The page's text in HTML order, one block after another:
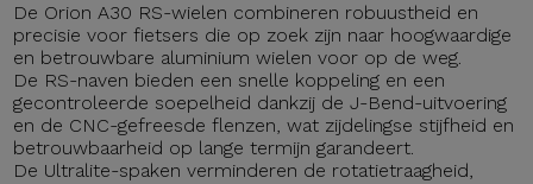
De Orion A30 RS-wielen combineren robuustheid en
precisie voor fietsers die op zoek zijn naar hoogwaardige
en betrouwbare aluminium wielen voor op de weg.
De RS-naven bieden een snelle koppeling en een
gecontroleerde soepelheid dankzij de J-Bend-uitvoering
en de CNC-gefreesde flenzen, wat zijdelingse stijfheid en
betrouwbaarheid op lange termijn garandeert.
De Ultralite-spaken verminderen de rotatietraagheid,